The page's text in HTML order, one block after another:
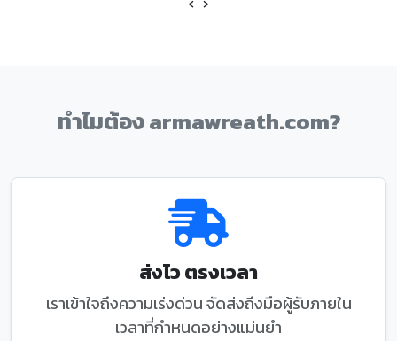
ทำไมต้อง armawreath.com?
ส่งไว ตรงเวลา
เราเข้าใจถึงความเร่งด่วน จัดส่งถึงมือผู้รับภายใน
เวลาที่กำหนดอย่างแม่นยำ